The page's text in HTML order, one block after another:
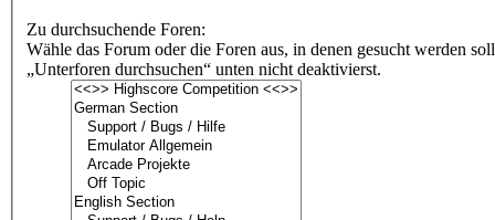
Zu durchsuchende Foren:
Wähle das Forum oder die Foren aus, in denen gesucht werden
„Unterforen durchsuchen“ unten nicht deaktivierst.